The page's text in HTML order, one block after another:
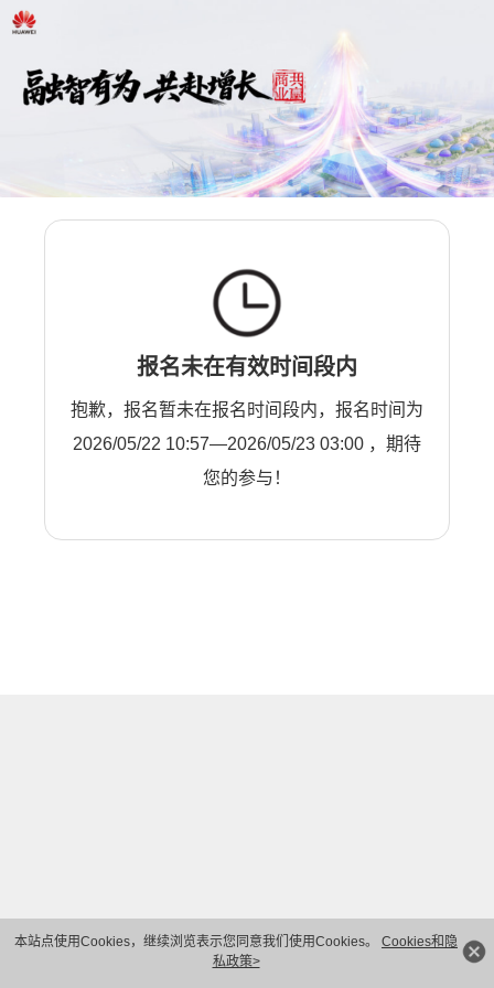
本站点使用Cookies，继续浏览表示您同意我们使用Cookies。 Cookies和隐
私政策>
报名未在有效时间段内
抱歉，报名暂未在报名时间段内，报名时间为
2026/05/22 10:57—2026/05/23 03:00 ，期待
您的参与！